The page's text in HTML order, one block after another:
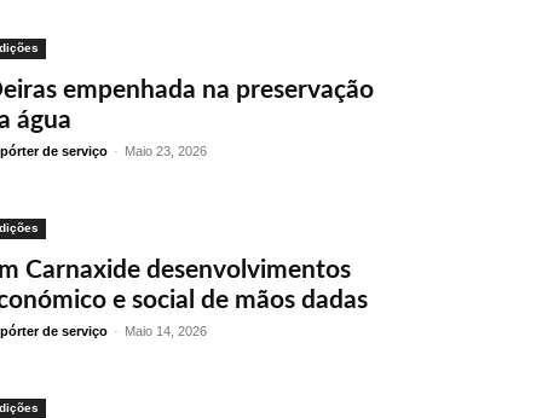
empenhada na preservação
água
de serviço - Maio 23, 2026
Carnaxide desenvolvimentos
e social de mãos dadas
de serviço - Maio 14, 2026